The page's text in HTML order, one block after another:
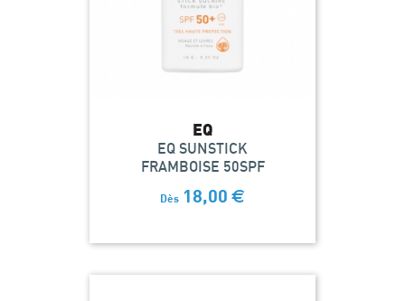
EQ
EQ SUNSTICK
FRAMBOISE 50SPF
Dès 18,00 €